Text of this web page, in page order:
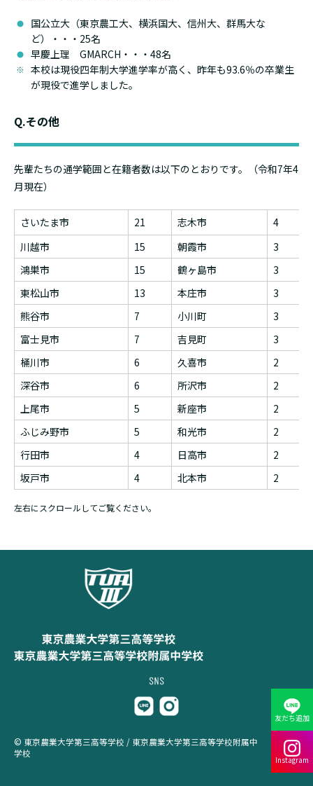
Instagram
友だち追加
国公立大（東京農工大、横浜国大、信州大、群馬大な
ど）・・・25名
早慶上理 GMARCH・・・48名
本校は現役四年制大学進学率が高く、昨年も93.6％の卒業生
が現役で進学しました。
Q.その他
先輩たちの通学範囲と在籍者数は以下のとおりです。（令和7年4
月現在）
さいたま市 21 志木市 4
川越市
15 朝霞市 3
鴻巣市
15 鶴ヶ島市 3
東松山市
13 本庄市 3
熊谷市
7 小川町 3
富士見市
7 吉見町 3
桶川市
6 久喜市 2
深谷市
6 所沢市 2
上尾市
5 新座市 2
ふじみ野市
5 和光市
2
行田市
4 日高市
2
坂戸市
4 北本市 2
左右にスクロールしてご覧ください。
© 東京農業大学第三高等学校 / 東京農業大学第三高等学校附属中
学校